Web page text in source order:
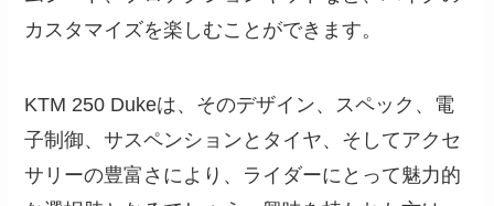
カスタマイズを楽しむことができます。
KTM 250 Dukeは、そのデザイン、スペック、電
子制御、サスペンションとタイヤ、そしてアクセ
サリーの豊富さにより、ライダーにとって魅力的